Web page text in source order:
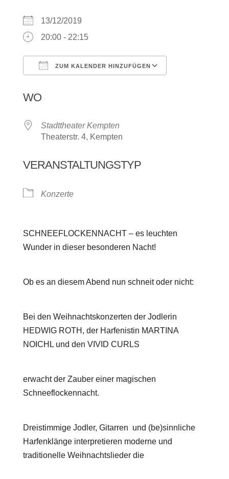
13/12/2019
20:00 - 22:15
ZUM KALENDER HINZUFÜGEN
WO
Stadttheater Kempten
Theaterstr. 4, Kempten
VERANSTALTUNGSTYP
Konzerte
SCHNEEFLOCKENNACHT – es leuchten
Wunder in dieser besonderen Nacht!
Ob es an diesem Abend nun schneit oder nicht:
Bei den Weihnachtskonzerten der Jodlerin
HEDWIG ROTH, der Harfenistin MARTINA
NOICHL und den VIVID CURLS
erwacht der Zauber einer magischen
Schneeflockennacht.
Dreistimmige Jodler, Gitarren und (be)sinnliche
Harfenklänge interpretieren moderne und
traditionelle Weihnachtslieder die